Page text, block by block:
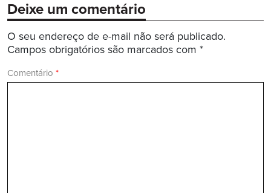
Deixe um comentário
O seu endereço de e-mail não será publicado.
Campos obrigatórios são marcados com *
Comentário *